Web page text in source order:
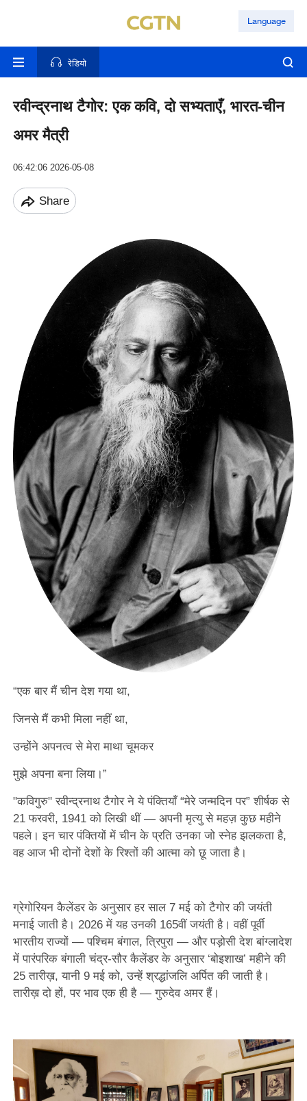
Language
रेडियो
रवीन्द्रनाथ टैगोर: एक कवि, दो सभ्यताएँ, भारत-चीन
अमर मैत्री
06:42:06 2026-05-08
Share
“एक बार मैं चीन देश गया था,
जिनसे मैं कभी मिला नहीं था,
उन्होंने अपनत्व से मेरा माथा चूमकर
मुझे अपना बना लिया।”
"कविगुरु" रवीन्द्रनाथ टैगोर ने ये पंक्तियाँ “मेरे जन्मदिन पर” शीर्षक से
21 फरवरी, 1941 को लिखी थीं — अपनी मृत्यु से महज़ कुछ महीने
पहले। इन चार पंक्तियों में चीन के प्रति उनका जो स्नेह झलकता है,
वह आज भी दोनों देशों के रिश्तों की आत्मा को छू जाता है।
ग्रेगोरियन कैलेंडर के अनुसार हर साल 7 मई को टैगोर की जयंती
मनाई जाती है। 2026 में यह उनकी 165वीं जयंती है। वहीं पूर्वी
भारतीय राज्यों — पश्चिम बंगाल, त्रिपुरा — और पड़ोसी देश बांग्लादेश
में पारंपरिक बंगाली चंद्र-सौर कैलेंडर के अनुसार ‘बोइशाख’ महीने की
25 तारीख़, यानी 9 मई को, उन्हें श्रद्धांजलि अर्पित की जाती है।
तारीख़ दो हों, पर भाव एक ही है — गुरुदेव अमर हैं।